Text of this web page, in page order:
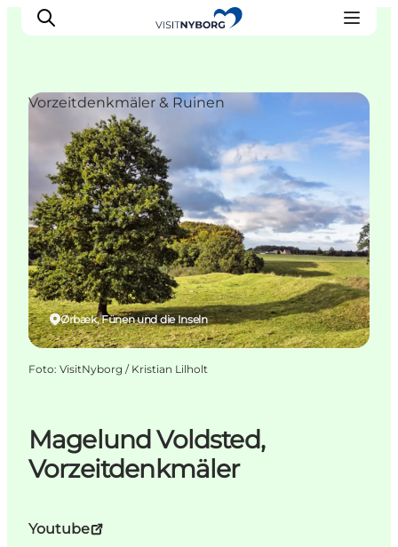
Erlebnisse in Nyborg
Outdoor
Veranstaltungen
Übernachtung
Reiseplanung
Buchen & kaufen
Magelund Voldsted,
Vorzeitdenkmäler
Youtube
Ørbæk, Fünen und die Inseln
Vorzeitdenkmäler & Ruinen
Foto: VisitNyborg / Kristian Lilholt